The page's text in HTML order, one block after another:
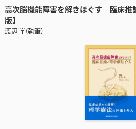
高次脳機能障害を解きほぐす 臨床推
版】
渡辺 学(執筆)